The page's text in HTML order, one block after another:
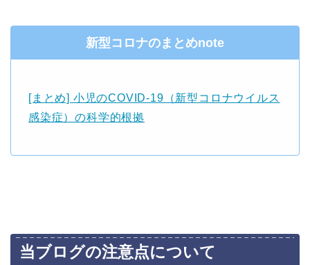
新型コロナのまとめnote
[まとめ] 小児のCOVID-19（新型コロナウイルス
感染症）の科学的根拠
当ブログの注意点について